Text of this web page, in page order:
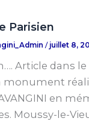
Parisien
/ juillet 8,
Article dans
en
Moussy-le-